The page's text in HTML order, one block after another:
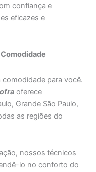
confiança e
eficazes e
para você.
oferece
Grande São Paulo,
as regiões do
nossos técnicos
lo no conforto do